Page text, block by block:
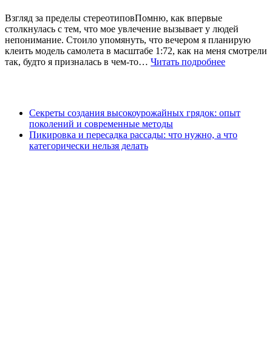
Взгляд за пределы стереотиповПомню, как впервые
столкнулась с тем, что мое увлечение вызывает у людей
непонимание. Стоило упомянуть, что вечером я планирую
клеить модель самолета в масштабе 1:72, как на меня смотрели
так, будто я призналась в чем-то… Читать подробнее
Секреты создания высокоурожайных грядок: опыт
поколений и современные методы
Пикировка и пересадка рассады: что нужно, а что
категорически нельзя делать